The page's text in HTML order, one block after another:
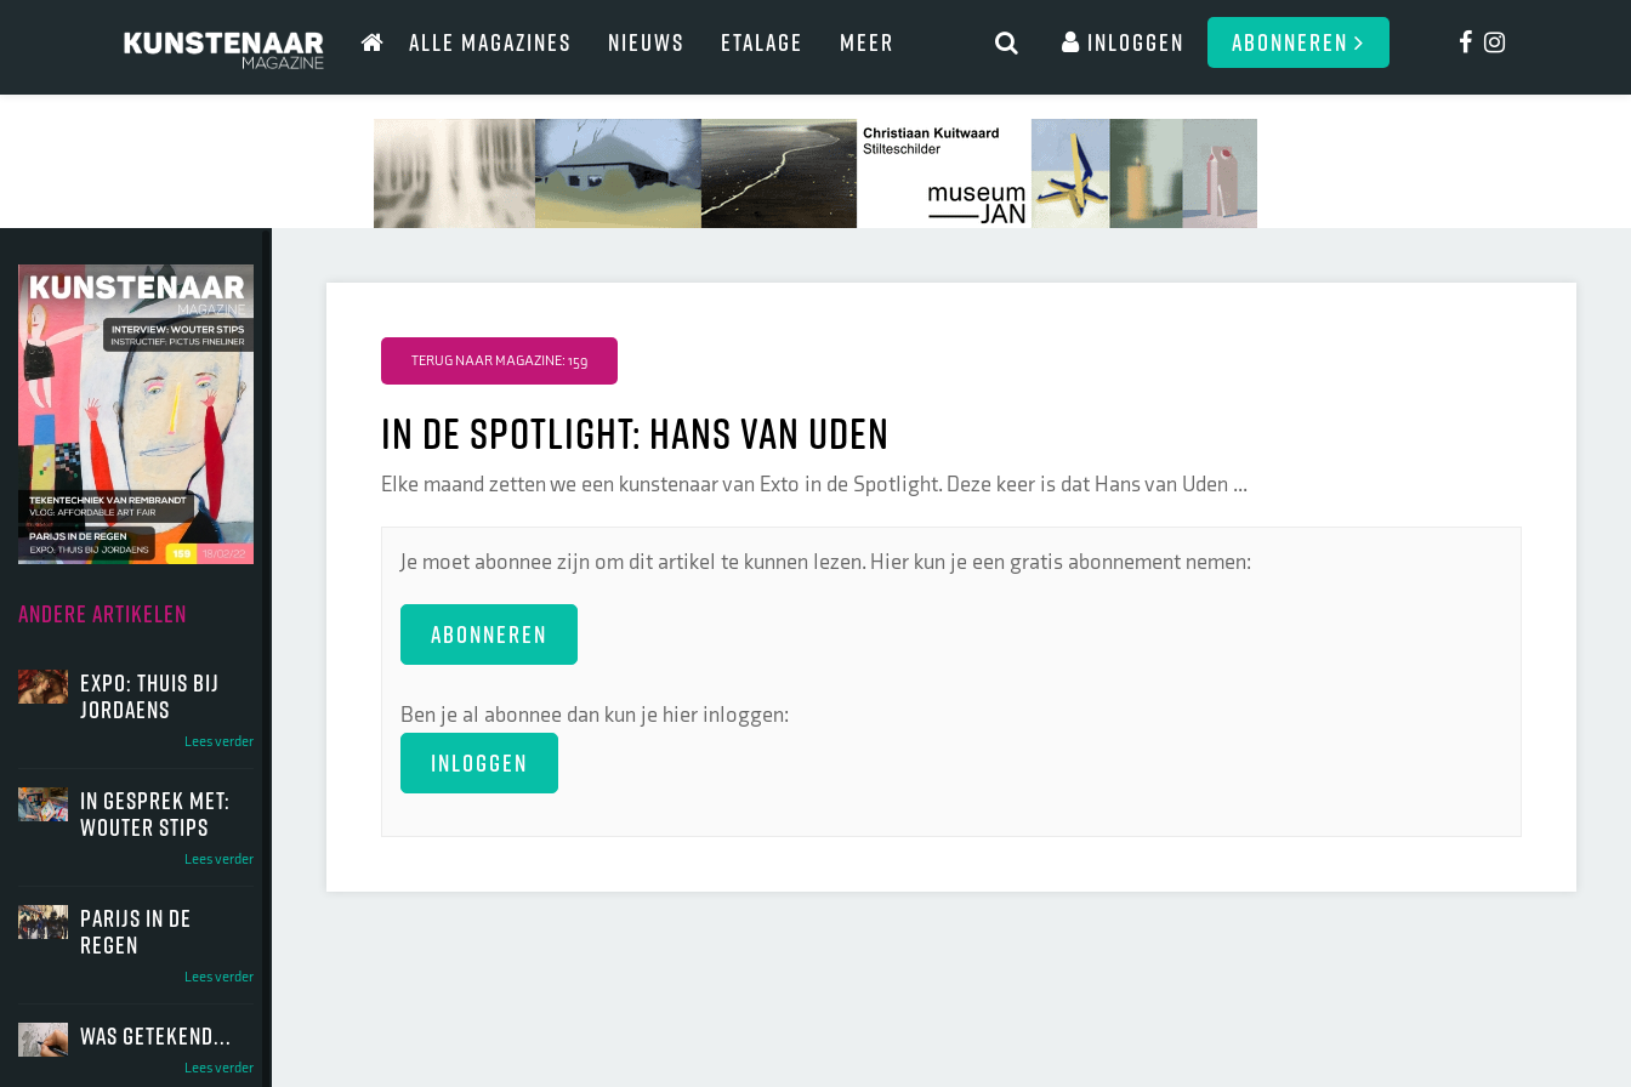
ALLE MAGAZINES NIEUWS ETALAGE MEER Inloggen ABONNEREN
ANDERE ARTIKELEN
Expo: Thuis bij
Jordaens
Lees verder
In gesprek met:
Wouter Stips
Lees verder
Parijs in de
regen
Lees verder
Was getekend...
Lees verder
TERUG NAAR MAGAZINE: 159
In de spotlight: Hans van Uden
Elke maand zetten we een kunstenaar van Exto in de Spotlight. Deze keer is dat Hans van Uden ...
Je moet abonnee zijn om dit artikel te kunnen lezen. Hier kun je een gratis abonnement nemen:
ABONNEREN
Ben je al abonnee dan kun je hier inloggen:
INLOGGEN